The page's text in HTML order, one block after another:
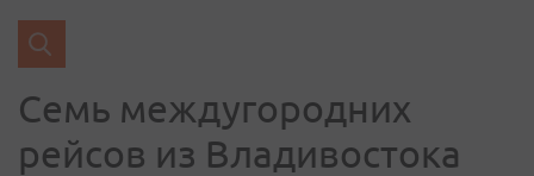
Семь меж­ду­город­них
рейсов из Вла­дивос­то­ка